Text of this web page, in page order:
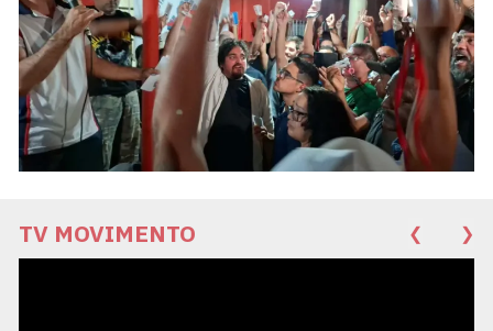
TV MOVIMENTO ❮ ❯